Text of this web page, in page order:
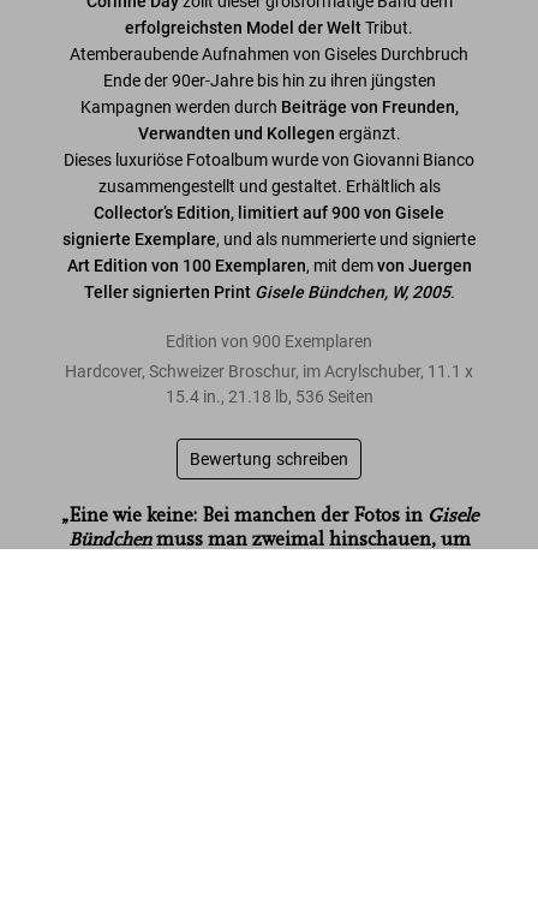
erfolgreichsten Model der WeltTribut.
Atemberaubende Aufnahmen von Giseles Durchbruch
Ende der 90er-Jahre bis hin zu ihren jüngsten
Kampagnen werden durch Beiträge von Freunden,
Verwandten und Kollegen ergänzt.
Dieses luxuriöse Fotoalbum wurde von Giovanni Bianco
zusammengestellt und gestaltet. Erhältlich als
Collector’s Edition, limitiert auf 900 von Gisele
signierte Exemplare, und als nummerierte und signierte
Art Edition von 100 Exemplaren, mit demvon Juergen
Teller signierten Print Gisele Bündchen, W, 2005.
Edition von 900 Exemplaren
Hardcover, Schweizer Broschur, im Acrylschuber, 11.1 x
15.4 in., 21.18 lb, 536 Seiten
Bewertung schreiben
„Eine wie keine: Bei manchen der Fotos in Gisele
Bündchenmuss man zweimal hinschauen, um